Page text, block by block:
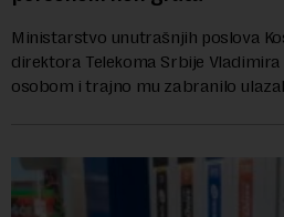
Ministarstvo unutrašnjih poslova
direktora Telekoma Srbije
osobom i trajno mu zabranilo